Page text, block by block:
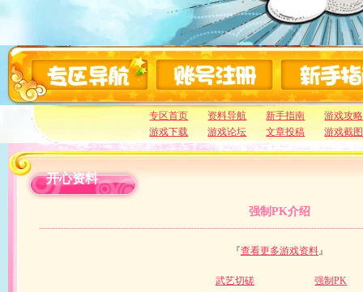
专区首页 资料导航 新手指南
游戏攻略
游戏下载
游戏论坛 文章投稿 游戏截图
开心资料
强制PK介绍
『查看更多游戏资料』
武艺切磋 强制PK